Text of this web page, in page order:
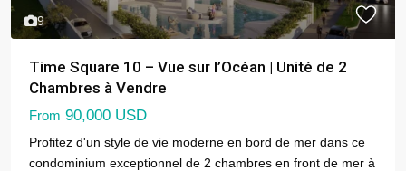
9
Time Square 10 – Vue sur l’Océan | Unité de 2
Chambres à Vendre
From 90,000 USD
Profitez d'un style de vie moderne en bord de mer dans ce
condominium exceptionnel de 2 chambres en front de mer à